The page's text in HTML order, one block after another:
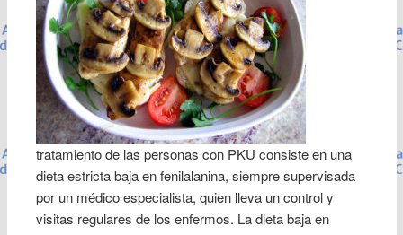
tratamiento de las personas con PKU consiste en una
dieta estricta baja en fenilalanina, siempre supervisada
por un médico especialista, quien lleva un control y
visitas regulares de los enfermos. La dieta baja en